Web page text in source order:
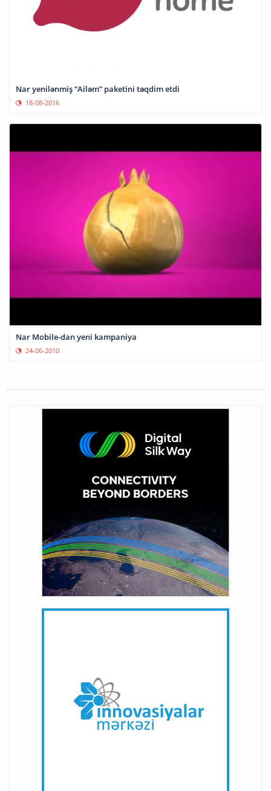
Nar yenilənmiş “Ailəm” paketini təqdim etdi
18-08-2016
Nar Mobile-dan yeni kampaniya
24-06-2010